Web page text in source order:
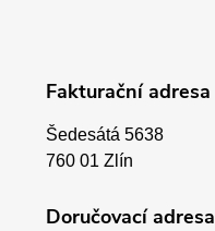
Fakturační adresa
Šedesátá 5638
760 01 Zlín
Doručovací adresa